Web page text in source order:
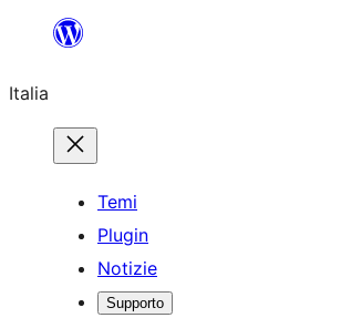
contenuto
Italia
Temi
Plugin
Notizie
Supporto